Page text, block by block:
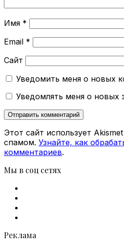
Имя *
Email *
Сайт
Уведомить меня о новых
Уведомлять меня о новых
Этот сайт использует
спамом. Узнайте, как
комментариев.
Мы в соц сетях
Реклама